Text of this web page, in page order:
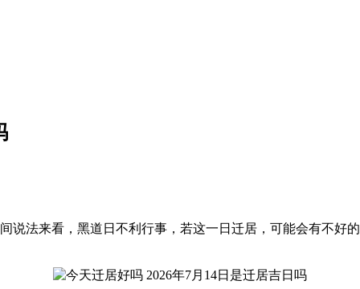
说法来看，黑道日不利行事，若这一日迁居，可能会有不好